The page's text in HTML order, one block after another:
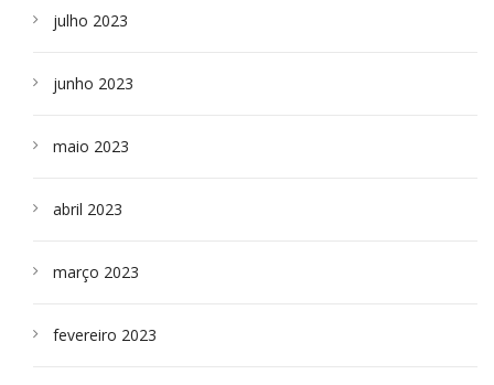
julho 2023
junho 2023
maio 2023
abril 2023
março 2023
fevereiro 2023